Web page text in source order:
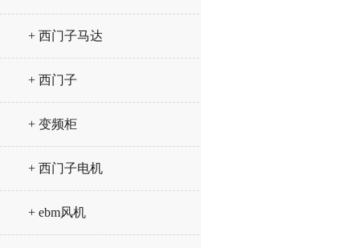
+ 西门子马达
+ 西门子
+ 变频柜
+ 西门子电机
+ ebm风机